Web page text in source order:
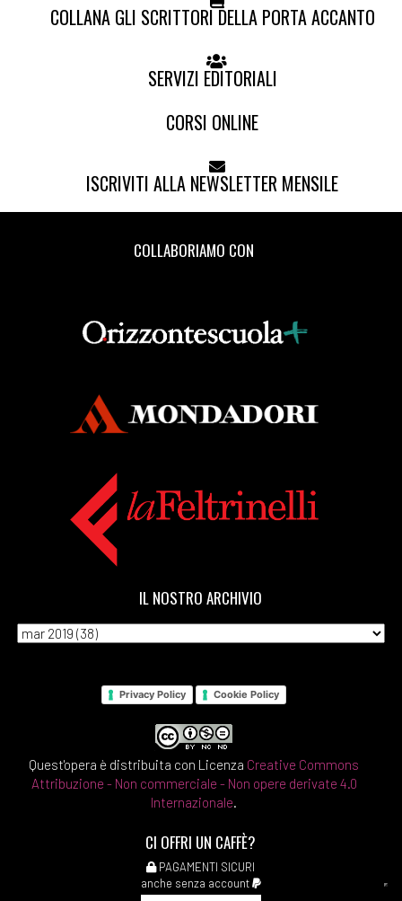
COLLANA GLI SCRITTORI DELLA PORTA ACCANTO
SERVIZI EDITORIALI
CORSI ONLINE
ISCRIVITI ALLA NEWSLETTER MENSILE
COLLABORIAMO CON
IL NOSTRO ARCHIVIO
Privacy Policy Cookie Policy
Quest'opera è distribuita con Licenza Creative Commons
Attribuzione - Non commerciale - Non opere derivate 4.0
Internazionale.
CI OFFRI UN CAFFÈ?
PAGAMENTI SICURI
anche senza account